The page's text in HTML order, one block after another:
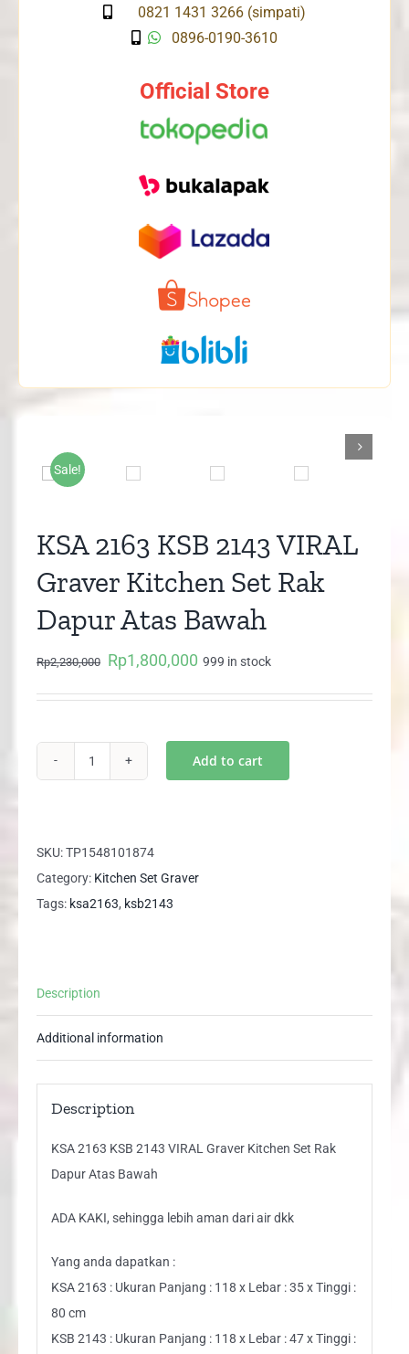
0821 1431 3266 (simpati)
0896-0190-3610
Official Store
Sale!

KSA 2163 KSB 2143 VIRAL
Graver Kitchen Set Rak
Dapur Atas Bawah
Rp2,230,000
Original
Rp1,800,000 Current
999 in stock
2143
VIRAL
Graver
Dapur
Add to cart
SKU:TP1548101874
Category: Kitchen Set Graver
Tags: ksa2163, ksb2143
Description
Additional information
Description
KSA 2163 KSB 2143 VIRAL Graver Kitchen Set Rak
Dapur Atas Bawah
ADA KAKI, sehingga lebih aman dari air dkk
Yang anda dapatkan :
KSA 2163 : Ukuran Panjang : 118 x Lebar : 35 x Tinggi :
80 cm
KSB 2143 : Ukuran Panjang : 118 x Lebar : 47 x Tinggi :